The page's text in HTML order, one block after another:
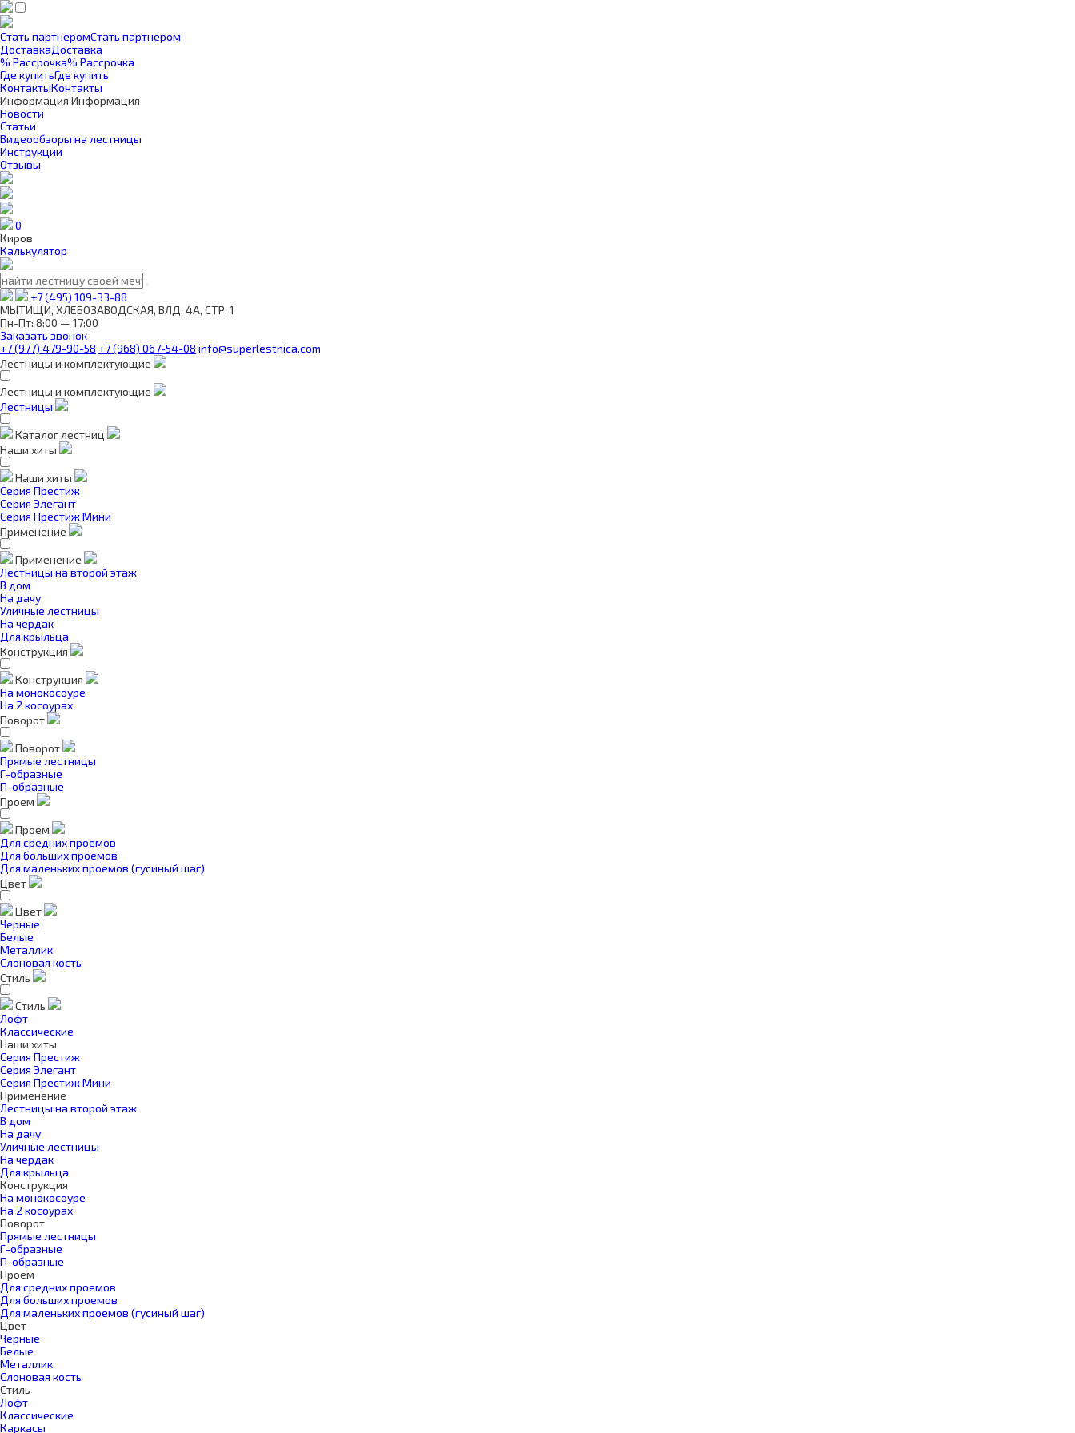
Стать партнеромСтать партнером
ДоставкаДоставка
% Рассрочка% Рассрочка
Где купитьГде купить
КонтактыКонтакты
Информация Информация
Новости
Статьи
Видеообзоры на лестницы
Инструкции
Отзывы
0
Киров
Калькулятор
+7 (495) 109-33-88
МЫТИЩИ, ХЛЕБОЗАВОДСКАЯ, ВЛД. 4А, СТР. 1
Пн-Пт: 8:00 — 17:00
Заказать звонок
+7 (977) 479-90-58 +7 (968) 067-54-08 info@superlestnica.com
Лестницы и комплектующие
Лестницы и комплектующие
Лестницы
Каталог лестниц
Наши хиты
Наши хиты
Серия Престиж
Серия Элегант
Серия Престиж Мини
Применение
Применение
Лестницы на второй этаж
В дом
На дачу
Уличные лестницы
На чердак
Для крыльца
Конструкция
Конструкция
На монокосоуре
На 2 косоурах
Поворот
Поворот
Прямые лестницы
Г-образные
П-образные
Проем
Проем
Для средних проемов
Для больших проемов
Для маленьких проемов (гусиный шаг)
Цвет
Цвет
Черные
Белые
Металлик
Слоновая кость
Стиль
Стиль
Лофт
Классические
Наши хиты
Серия Престиж
Серия Элегант
Серия Престиж Мини
Применение
Лестницы на второй этаж
В дом
На дачу
Уличные лестницы
На чердак
Для крыльца
Конструкция
На монокосоуре
На 2 косоурах
Поворот
Прямые лестницы
Г-образные
П-образные
Проем
Для средних проемов
Для больших проемов
Для маленьких проемов (гусиный шаг)
Цвет
Черные
Белые
Металлик
Слоновая кость
Стиль
Лофт
Классические
Каркасы